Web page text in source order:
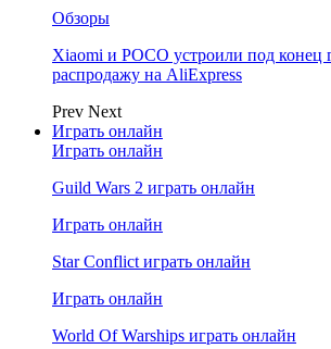
Обзоры
Xiaomi и POCO устроили под конец
распродажу на AliExpress
Prev Next
Играть онлайн
Играть онлайн
Guild Wars 2 играть онлайн
Играть онлайн
Star Conflict играть онлайн
Играть онлайн
World Of Warships играть онлайн